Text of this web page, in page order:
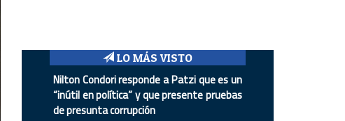
LO MÁS VISTO
Nilton Condori responde a Patzi que es un
“inútil en política” y que presente pruebas
de presunta corrupción